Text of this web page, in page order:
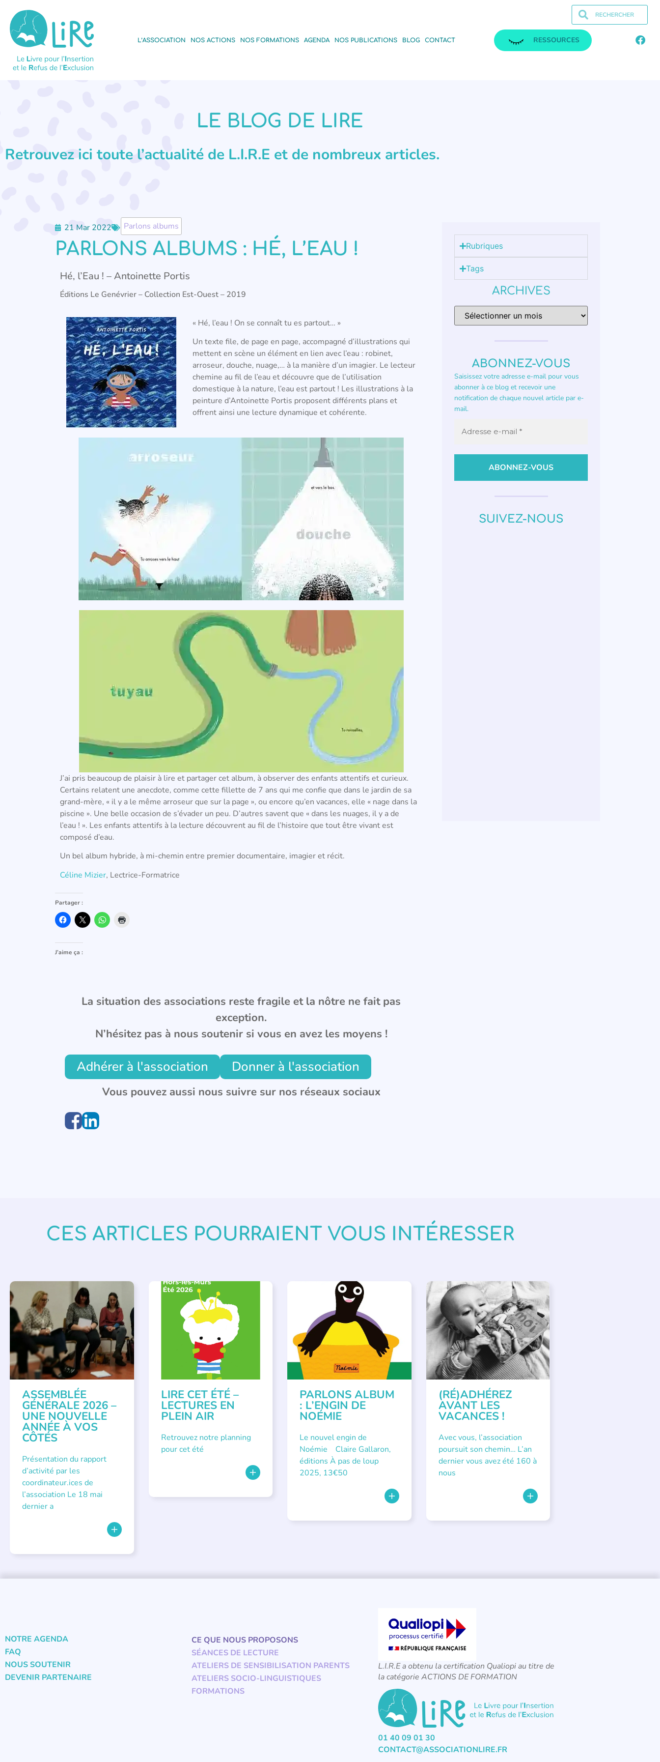
L’ASSOCIATION NOS ACTIONS NOS FORMATIONS AGENDA NOS PUBLICATIONS BLOG CONTACT RESSOURCES
LE BLOG DE LIRE
Retrouvez ici toute l’actualité de L.I.R.E et de nombreux articles.
21 Mar 2022 Parlons albums
PARLONS ALBUMS : HÉ, L’EAU !
Hé, l’Eau ! – Antoinette Portis
Éditions Le Genévrier – Collection Est-Ouest – 2019
« Hé, l’eau ! On se connaît tu es partout… »
Un texte file, de page en page, accompagné d’illustrations qui
mettent en scène un élément en lien avec l’eau : robinet,
arroseur, douche, nuage,… à la manière d’un imagier. Le lecteur
chemine au fil de l’eau et découvre que de l’utilisation
domestique à la nature, l’eau est partout ! Les illustrations à la
peinture d’Antoinette Portis proposent différents plans et
offrent ainsi une lecture dynamique et cohérente.
J’ai pris beaucoup de plaisir à lire et partager cet album, à observer des enfants attentifs et curieux.
Certains relatent une anecdote, comme cette fillette de 7 ans qui me confie que dans le jardin de sa
grand-mère, « il y a le même arroseur que sur la page », ou encore qu’en vacances, elle « nage dans la
piscine ». Une belle occasion de s’évader un peu. D’autres savent que « dans les nuages, il y a de
l’eau ! ». Les enfants attentifs à la lecture découvrent au fil de l’histoire que tout être vivant est
composé d’eau.
Un bel album hybride, à mi-chemin entre premier documentaire, imagier et récit.
Céline Mizier, Lectrice-Formatrice
Partager :
J’aime ça :
La situation des associations reste fragile et la nôtre ne fait pas
exception.
N’hésitez pas à nous soutenir si vous en avez les moyens !
Adhérer à l'association Donner à l'association
Vous pouvez aussi nous suivre sur nos réseaux sociaux
Rubriques
Tags
ARCHIVES
ABONNEZ-VOUS
Saisissez votre adresse e-mail pour vous
abonner à ce blog et recevoir une
notification de chaque nouvel article par e-
mail.
SUIVEZ-NOUS
CES ARTICLES POURRAIENT VOUS INTÉRESSER
APPEL À SOUTIEN ,
VIE DE L'ASSOCIATION
ASSEMBLÉE
GÉNÉRALE 2026 –
UNE NOUVELLE
ANNÉE À VOS
CÔTÉS
Présentation du rapport
d’activité par les
coordinateur.ices de
l’association Le 18 mai
dernier a
BIBLIOTHÈQUES , ÉVÉNEMENTS
LECTURE INDIVIDUALISÉE ,
LITTÉRATURE JEUNESSE
LIRE CET ÉTÉ –
LECTURES EN
PLEIN AIR
Retrouvez notre planning
pour cet été
PARLONS ALBUMS
PARLONS ALBUM
: L’ENGIN DE
NOÉMIE
Le nouvel engin de
Noémie Claire Gallaron,
éditions À pas de loup
2025, 13€50
APPEL À SOUTIEN
(RÉ)ADHÉREZ
AVANT LES
VACANCES !
Avec vous, l’association
poursuit son chemin… L’an
dernier vous avez été 160 à
nous
NOTRE AGENDA
FAQ
NOUS SOUTENIR
DEVENIR PARTENAIRE
CE QUE NOUS PROPOSONS
SÉANCES DE LECTURE
ATELIERS DE SENSIBILISATION PARENTS
ATELIERS SOCIO-LINGUISTIQUES
FORMATIONS
L.I.R.E a obtenu la certification Qualiopi au titre de
la catégorie ACTIONS DE FORMATION
01 40 09 01 30
CONTACT@ASSOCIATIONLIRE.FR